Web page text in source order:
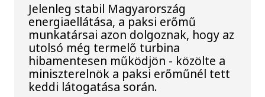
Jelenleg stabil Magyarország
energiaellátása, a paksi erőmű
munkatársai azon dolgoznak, hogy az
utolsó még termelő turbina
hibamentesen működjön - közölte a
miniszterelnök a paksi erőműnél tett
keddi látogatása során.